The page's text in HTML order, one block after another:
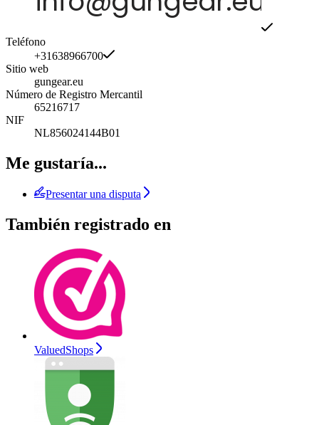
Teléfono
+31638966700
Sitio web
gungear.eu
Número de Registro Mercantil
65216717
NIF
NL856024144B01
Me gustaría...
Presentar una disputa
También registrado en
ValuedShops